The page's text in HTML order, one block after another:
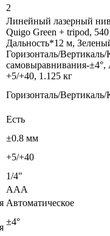
2
Линейный лазерный
Quigo Green + tripod,
Дальность*12 м,
Горизонталь/Вертикаль/
самовыравнивания-
+5/+40, 1.125 кг
Горизонталь/Вертикаль/
Есть
±0.8 мм
+5/+40
1/4"
ААА
Автоматическое
±4°